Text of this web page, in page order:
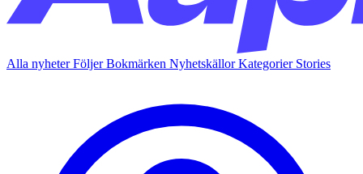
Alla nyheterFöljerBokmärken NyhetskällorKategorier Stories